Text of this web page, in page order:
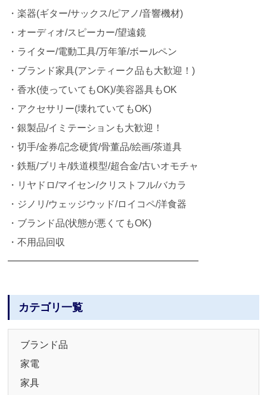
・楽器(ギター/サックス/ピアノ/音響機材)
・オーディオ/スピーカー/望遠鏡
・ライター/電動工具/万年筆/ボールペン
・ブランド家具(アンティーク品も大歓迎！)
・香水(使っていてもOK)/美容器具もOK
・アクセサリー(壊れていてもOK)
・銀製品/イミテーションも大歓迎！
・切手/金券/記念硬貨/骨董品/絵画/茶道具
・鉄瓶/ブリキ/鉄道模型/超合金/古いオモチャ
・リヤドロ/マイセン/クリストフル/バカラ
・ジノリ/ウェッジウッド/ロイコペ/洋食器
・ブランド品(状態が悪くてもOK)
・不用品回収
━━━━━━━━━━━━━━━━━━━━
カテゴリ一覧
ブランド品
家電
家具